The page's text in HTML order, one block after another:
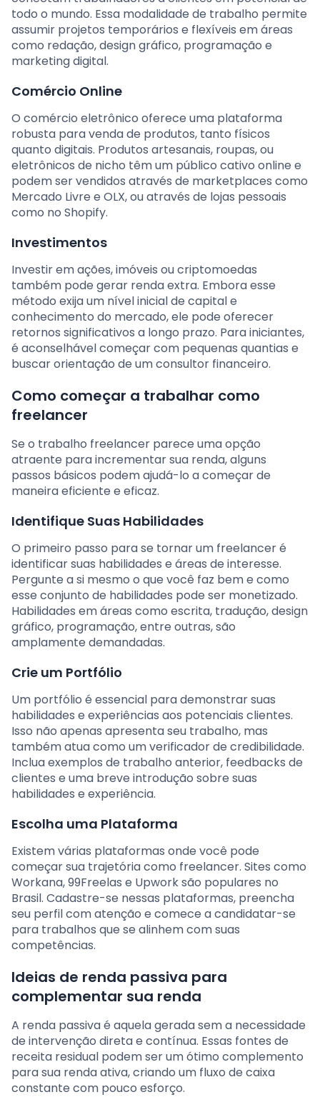
todo o mundo. Essa modalidade de trabalho permite
assumir projetos temporários e flexíveis em áreas
como redação, design gráfico, programação e
marketing digital.
Comércio Online
O comércio eletrônico oferece uma plataforma
robusta para venda de produtos, tanto físicos
quanto digitais. Produtos artesanais, roupas, ou
eletrônicos de nicho têm um público cativo online e
podem ser vendidos através de marketplaces como
Mercado Livre e OLX, ou através de lojas pessoais
como no Shopify.
Investimentos
Investir em ações, imóveis ou criptomoedas
também pode gerar renda extra. Embora esse
método exija um nível inicial de capital e
conhecimento do mercado, ele pode oferecer
retornos significativos a longo prazo. Para iniciantes,
é aconselhável começar com pequenas quantias e
buscar orientação de um consultor financeiro.
Como começar a trabalhar como
freelancer
Se o trabalho freelancer parece uma opção
atraente para incrementar sua renda, alguns
passos básicos podem ajudá-lo a começar de
maneira eficiente e eficaz.
Identifique Suas Habilidades
O primeiro passo para se tornar um freelancer é
identificar suas habilidades e áreas de interesse.
Pergunte a si mesmo o que você faz bem e como
esse conjunto de habilidades pode ser monetizado.
Habilidades em áreas como escrita, tradução, design
gráfico, programação, entre outras, são
amplamente demandadas.
Crie um Portfólio
Um portfólio é essencial para demonstrar suas
habilidades e experiências aos potenciais clientes.
Isso não apenas apresenta seu trabalho, mas
também atua como um verificador de credibilidade.
Inclua exemplos de trabalho anterior, feedbacks de
clientes e uma breve introdução sobre suas
habilidades e experiência.
Escolha uma Plataforma
Existem várias plataformas onde você pode
começar sua trajetória como freelancer. Sites como
Workana, 99Freelas e Upwork são populares no
Brasil. Cadastre-se nessas plataformas, preencha
seu perfil com atenção e comece a candidatar-se
para trabalhos que se alinhem com suas
competências.
Ideias de renda passiva para
complementar sua renda
A renda passiva é aquela gerada sem a necessidade
de intervenção direta e contínua. Essas fontes de
receita residual podem ser um ótimo complemento
para sua renda ativa, criando um fluxo de caixa
constante com pouco esforço.